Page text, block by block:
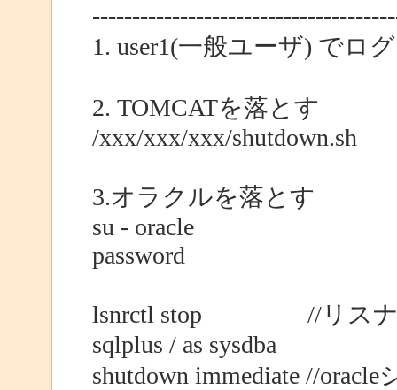
1. user1(一般ユーザ) でロ
2. TOMCATを落とす
/xxx/xxx/xxx/shutdown.sh
3.オラクルを落とす
su - oracle
password
lsnrctl stop //リスナ
sqlplus / as sysdba
shutdown immediate //